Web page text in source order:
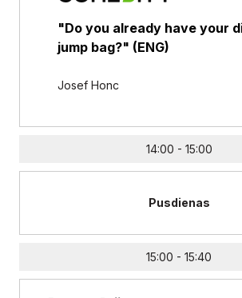
"Do you already have your
jump bag?" (ENG)
Josef Honc
14:00 - 15:00
Pusdienas
15:00 - 15:40